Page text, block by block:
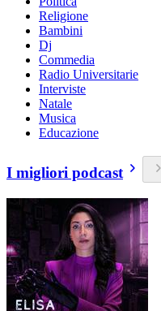
Religione
Bambini
Dj
Commedia
Radio Universitarie
Interviste
Natale
Musica
Educazione
I migliori podcast